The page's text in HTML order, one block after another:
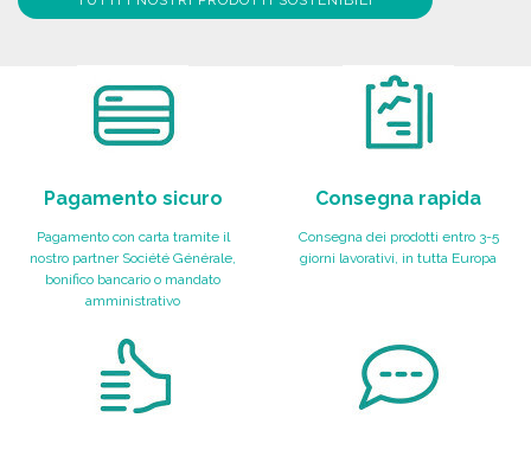
Pagamento sicuro
Pagamento con carta tramite il
nostro partner Société Générale,
bonifico bancario o mandato
amministrativo
Consegna rapida
Consegna dei prodotti entro 3-5
giorni lavorativi, in tutta Europa